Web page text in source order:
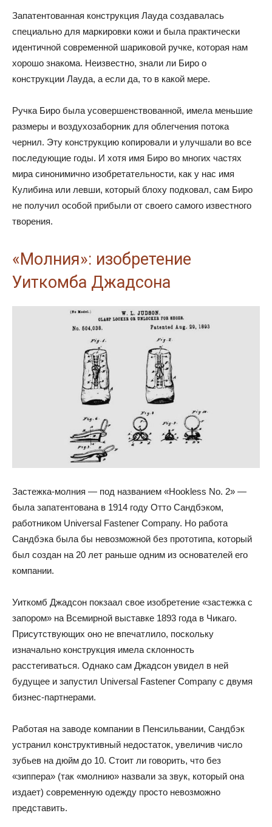
Запатентованная конструкция Лауда создавалась
специально для маркировки кожи и была практически
идентичной современной шариковой ручке, которая нам
хорошо знакома. Неизвестно, знали ли Биро о
конструкции Лауда, а если да, то в какой мере.
Ручка Биро была усовершенствованной, имела меньшие
размеры и воздухозаборник для облегчения потока
чернил. Эту конструкцию копировали и улучшали во все
последующие годы. И хотя имя Биро во многих частях
мира синонимично изобретательности, как у нас имя
Кулибина или левши, который блоху подковал, сам Биро
не получил особой прибыли от своего самого известного
творения.
«Молния»: изобретение
Уиткомба Джадсона
Застежка-молния — под названием «Hookless No. 2» —
была запатентована в 1914 году Отто Сандбэком,
работником Universal Fastener Company. Но работа
Сандбэка была бы невозможной без прототипа, который
был создан на 20 лет раньше одним из основателей его
компании.
Уиткомб Джадсон покзаал свое изобретение «застежка с
запором» на Всемирной выставке 1893 года в Чикаго.
Присутствующих оно не впечатлило, поскольку
изначально конструкция имела склонность
расстегиваться. Однако сам Джадсон увидел в ней
будущее и запустил Universal Fastener Company с двумя
бизнес-партнерами.
Работая на заводе компании в Пенсильвании, Сандбэк
устранил конструктивный недостаток, увеличив число
зубьев на дюйм до 10. Стоит ли говорить, что без
«зиппера» (так «молнию» назвали за звук, который она
издает) современную одежду просто невозможно
представить.